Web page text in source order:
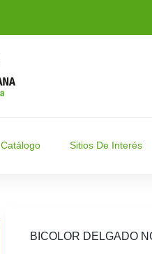
Catálogo Sitios De Interés
BICOLOR DELGADO